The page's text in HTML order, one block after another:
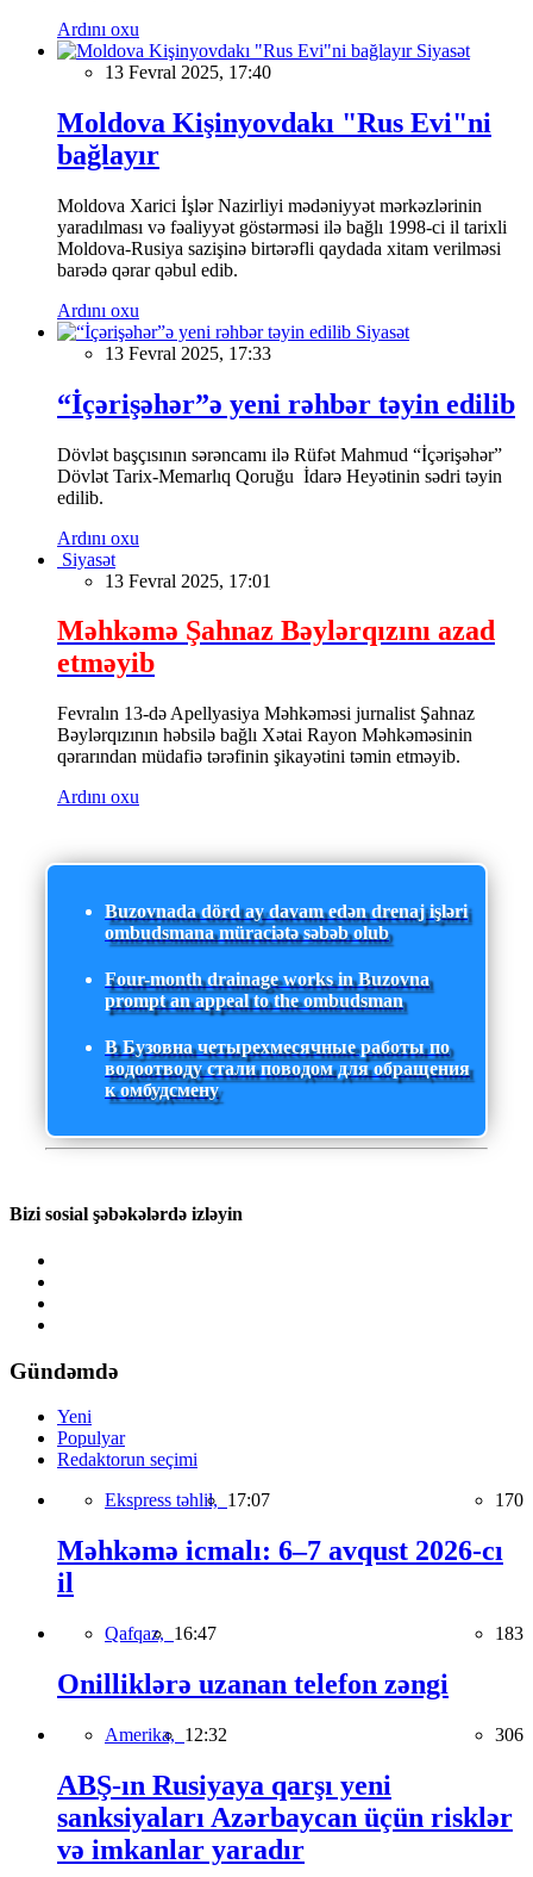
Ardını oxu
Siyasət
13 Fevral 2025, 17:40
Moldova Kişinyovdakı "Rus Evi"ni
bağlayır
Moldova Xarici İşlər Nazirliyi mədəniyyət mərkəzlərinin
yaradılması və fəaliyyət göstərməsi ilə bağlı 1998-ci il tarixli
Moldova-Rusiya sazişinə birtərəfli qaydada xitam verilməsi
barədə qərar qəbul edib.
Ardını oxu
Siyasət
13 Fevral 2025, 17:33
“İçərişəhər”ə yeni rəhbər təyin edilib
Dövlət başçısının sərəncamı ilə Rüfət Mahmud “İçərişəhər”
Dövlət Tarix-Memarlıq Qoruğu İdarə Heyətinin sədri təyin
edilib.
Ardını oxu
Siyasət
13 Fevral 2025, 17:01
Məhkəmə Şahnaz Bəylərqızını azad
etməyib
Fevralın 13-də Apellyasiya Məhkəməsi jurnalist Şahnaz
Bəylərqızının həbsilə bağlı Xətai Rayon Məhkəməsinin
qərarından müdafiə tərəfinin şikayətini təmin etməyib.
Ardını oxu
Buzovnada dörd ay davam edən drenaj işləri
ombudsmana müraciətə səbəb olub
Four-month drainage works in Buzovna
prompt an appeal to the ombudsman
В Бузовна четырехмесячные работы по
водоотводу стали поводом для обращения
к омбудсмену
Bizi sosial şəbəkələrdə izləyin
Gündəmdə
Yeni
Populyar
Redaktorun seçimi
Ekspress təhlil, 17:07 170
Məhkəmə icmalı: 6–7 avqust 2026-cı
il
Qafqaz, 16:47 183
Onilliklərə uzanan telefon zəngi
Amerika, 12:32 306
ABŞ-ın Rusiyaya qarşı yeni
sanksiyaları Azərbaycan üçün risklər
və imkanlar yaradır